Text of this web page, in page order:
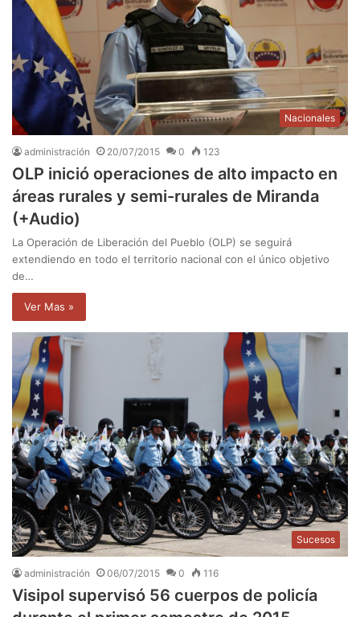
Nacionales
administración 20/07/2015 0 123
OLP inició operaciones de alto impacto en
áreas rurales y semi-rurales de Miranda
(+Audio)
La Operación de Liberación del Pueblo (OLP) se seguirá
extendiendo en todo el territorio nacional con el único objetivo
de…
Ver Mas »
Sucesos
administración 06/07/2015 0 116
Visipol supervisó 56 cuerpos de policía